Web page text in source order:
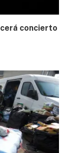
concierto